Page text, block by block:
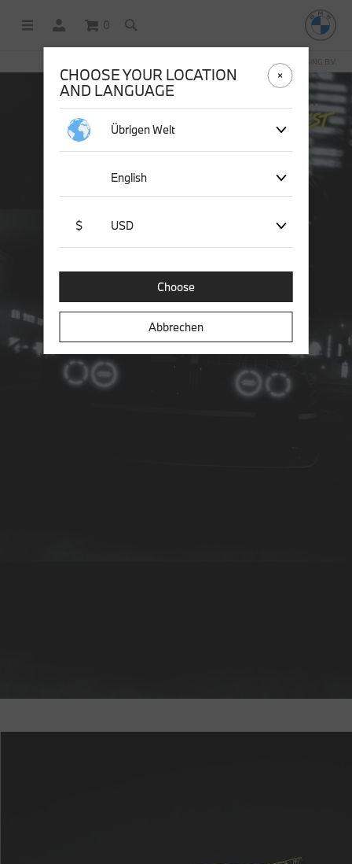
0
OFFICIAL BMW LIFESTYLE SHOP OPERATED BY STICHD SPORTMERCHANDISING B.V.
CHOOSE YOUR LOCATION
AND LANGUAGE
Übrigen Welt
English
$ USD
Choose
Abbrechen